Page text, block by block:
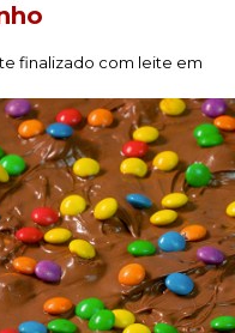
finalizado com leite em